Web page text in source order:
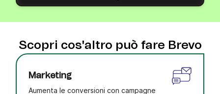
Scopri cos'altro può fare Brevo
Marketing
Aumenta le conversioni con campagne